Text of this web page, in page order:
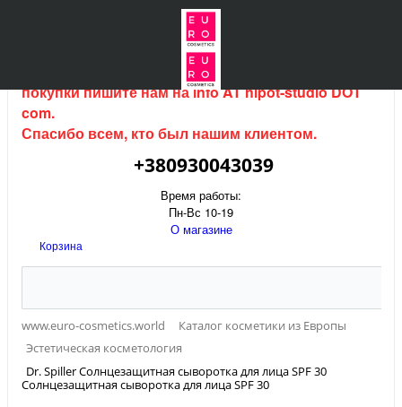
Интернет магазин (данный сайт) продается, для
покупки пишите нам наinfo AT hipot-studio DOT
com.
Спасибо всем, кто был нашим клиентом.
+380930043039
Время работы:
Пн-Вс 10-19
О магазине
Корзина
www.euro-cosmetics.world
Каталог косметики из Европы
Эстетическая косметология
Dr. Spiller Солнцезащитная сыворотка для лица SPF 30
Солнцезащитная сыворотка для лица SPF 30